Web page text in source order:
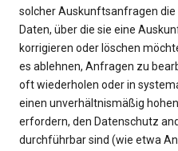
solcher Auskunftsanfragen die
Daten, über die sie eine
korrigieren oder löschen
es ablehnen, Anfragen zu
oft wiederholen oder in
einen unverhältnismäßig
erfordern, den Datenschutz
durchführbar sind (wie etwa